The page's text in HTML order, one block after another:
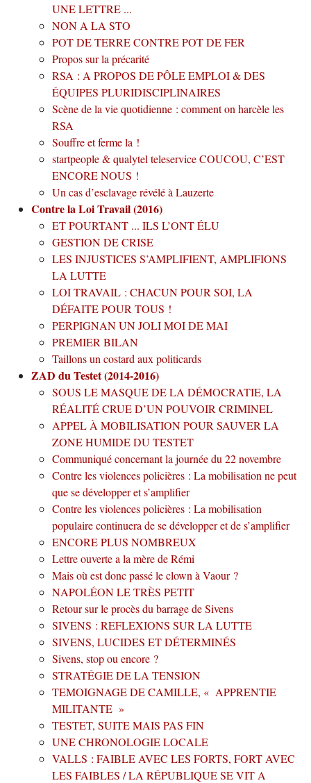
UNE LETTRE ...
NON A LA STO
POT DE TERRE CONTRE POT DE FER
Propos sur la précarité
RSA : A PROPOS DE PÔLE EMPLOI & DES
ÉQUIPES PLURIDISCIPLINAIRES
Scène de la vie quotidienne : comment on harcèle les
RSA
Souffre et ferme la !
startpeople & qualytel teleservice COUCOU, C’EST
ENCORE NOUS !
Un cas d’esclavage révélé à Lauzerte
Contre la Loi Travail (2016)
ET POURTANT ... ILS L’ONT ÉLU
GESTION DE CRISE
LES INJUSTICES S’AMPLIFIENT, AMPLIFIONS
LA LUTTE
LOI TRAVAIL : CHACUN POUR SOI, LA
DÉFAITE POUR TOUS !
PERPIGNAN UN JOLI MOI DE MAI
PREMIER BILAN
Taillons un costard aux politicards
ZAD du Testet (2014-2016)
SOUS LE MASQUE DE LA DÉMOCRATIE, LA
RÉALITÉ CRUE D’UN POUVOIR CRIMINEL
APPEL À MOBILISATION POUR SAUVER LA
ZONE HUMIDE DU TESTET
Communiqué concernant la journée du 22 novembre
Contre les violences policières : La mobilisation ne peut
que se développer et s’amplifier
Contre les violences policières : La mobilisation
populaire continuera de se développer et de s’amplifier
ENCORE PLUS NOMBREUX
Lettre ouverte a la mère de Rémi
Mais où est donc passé le clown à Vaour ?
NAPOLÉON LE TRÈS PETIT
Retour sur le procès du barrage de Sivens
SIVENS : REFLEXIONS SUR LA LUTTE
SIVENS, LUCIDES ET DÉTERMINÉS
Sivens, stop ou encore ?
STRATÉGIE DE LA TENSION
TEMOIGNAGE DE CAMILLE, « APPRENTIE
MILITANTE »
TESTET, SUITE MAIS PAS FIN
UNE CHRONOLOGIE LOCALE
VALLS : FAIBLE AVEC LES FORTS, FORT AVEC
LES FAIBLES / LA RÉPUBLIQUE SE VIT A